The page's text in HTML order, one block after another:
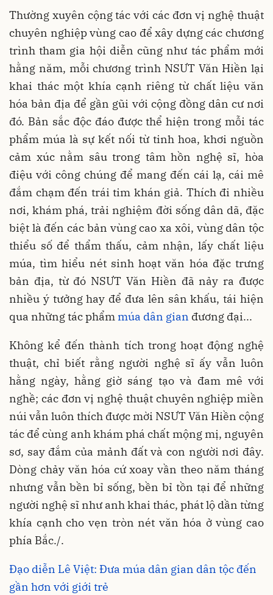
Thường xuyên cộng tác với các đơn vị nghệ thuật
chuyên nghiệp vùng cao để xây dựng các chương
trình tham gia hội diễn cũng như tác phẩm mới
hằng năm, mỗi chương trình NSƯT Văn Hiền lại
khai thác một khía cạnh riêng từ chất liệu văn
hóa bản địa để gần gũi với cộng đồng dân cư nơi
đó. Bản sắc độc đáo được thể hiện trong mỗi tác
phẩm múa là sự kết nối từ tinh hoa, khơi nguồn
cảm xúc nằm sâu trong tâm hồn nghệ sĩ, hòa
điệu với công chúng để mang đến cái lạ, cái mê
đắm chạm đến trái tim khán giả. Thích đi nhiều
nơi, khám phá, trải nghiệm đời sống dân dã, đặc
biệt là đến các bản vùng cao xa xôi, vùng dân tộc
thiểu số để thẩm thấu, cảm nhận, lấy chất liệu
múa, tìm hiểu nét sinh hoạt văn hóa đặc trưng
bản địa, từ đó NSƯT Văn Hiền đã nảy ra được
nhiều ý tưởng hay để đưa lên sân khấu, tái hiện
qua những tác phẩmmúa dân gian đương đại...
Không kể đến thành tích trong hoạt động nghệ
thuật, chỉ biết rằng người nghệ sĩ ấy vẫn luôn
hằng ngày, hằng giờ sáng tạo và đam mê với
nghề; các đơn vị nghệ thuật chuyên nghiệp miền
núi vẫn luôn thích được mời NSƯT Văn Hiền cộng
tác để cùng anh khám phá chất mộng mị, nguyên
sơ, say đắm của mảnh đất và con người nơi đây.
Dòng chảy văn hóa cứ xoay vần theo năm tháng
nhưng vẫn bền bỉ sống, bền bỉ tồn tại để những
người nghệ sĩ như anh khai thác, phát lộ dần từng
khía cạnh cho vẹn tròn nét văn hóa ở vùng cao
phía Bắc./.
Đạo diễn Lê Việt: Đưa múa dân gian dân tộc đến
gần hơn với giới trẻ